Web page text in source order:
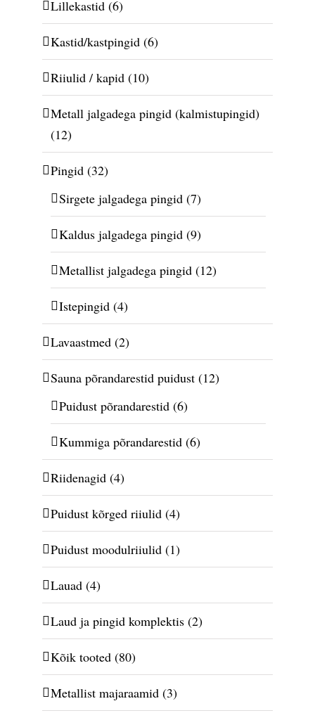
Lillekastid (6)
Kastid/kastpingid (6)
Riiulid / kapid (10)
Metall jalgadega pingid (kalmistupingid)
(12)
Pingid (32)
Sirgete jalgadega pingid (7)
Kaldus jalgadega pingid (9)
Metallist jalgadega pingid (12)
Istepingid (4)
Lavaastmed (2)
Sauna põrandarestid puidust (12)
Puidust põrandarestid (6)
Kummiga põrandarestid (6)
Riidenagid (4)
Puidust kõrged riiulid (4)
Puidust moodulriiulid (1)
Lauad (4)
Laud ja pingid komplektis (2)
Kõik tooted (80)
Metallist majaraamid (3)